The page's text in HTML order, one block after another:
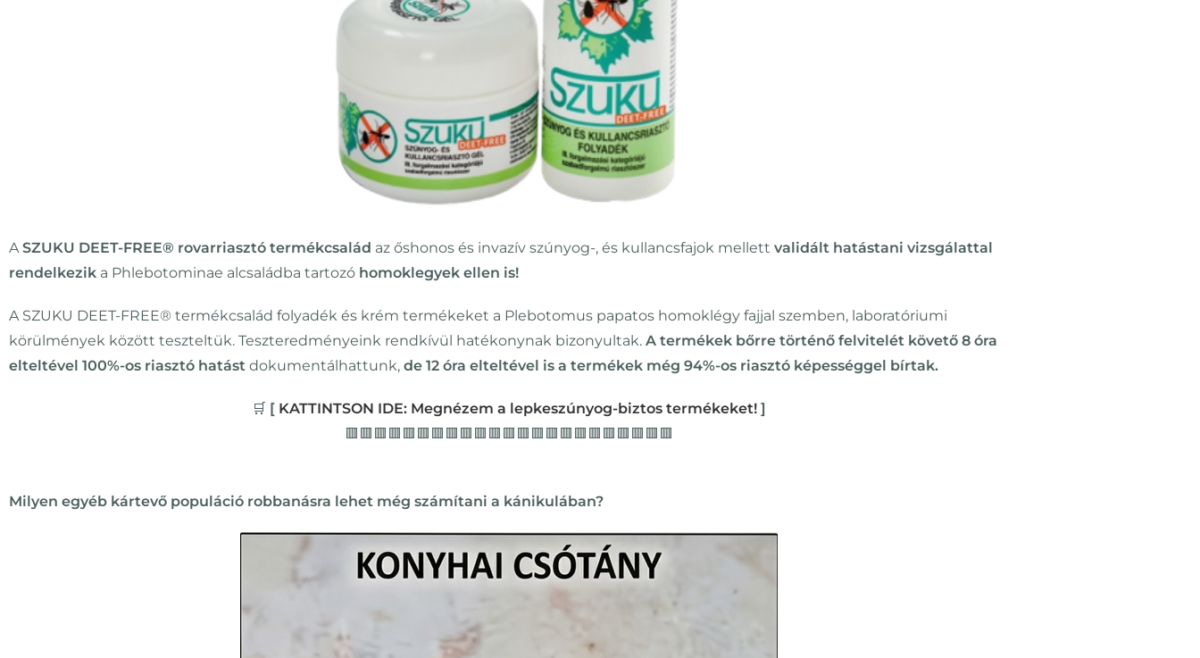
ASZUKU DEET-FREE® rovarriasztó termékcsalád az őshonos és invazív szúnyog-, és kullancsfajok mellett validált hatástani vizsgálattal
rendelkezik a Phlebotominae alcsaládba tartozó homoklegyek ellen is!
A SZUKU DEET-FREE® termékcsalád folyadék és krém termékeket a Plebotomus papatos homoklégy fajjal szemben, laboratóriumi
körülmények között teszteltük. Teszteredményeink rendkívül hatékonynak bizonyultak. A termékek bőrre történő felvitelét követő 8 óra
elteltével 100%-os riasztó hatást dokumentálhattunk, de 12 óra elteltével is a termékek még 94%-os riasztó képességgel bírtak.
🛒 [ KATTINTSON IDE: Megnézem a lepkeszúnyog-biztos termékeket! ]
🟥🟥🟥🟥🟥🟥🟥🟥🟥🟥🟥🟥🟥🟥🟥🟥🟥🟥🟥🟥🟥🟥🟥
Milyen egyéb kártevő populáció robbanásra lehet még számítani a kánikulában?